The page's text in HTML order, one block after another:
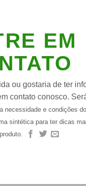
EM
ou gostaria de ter
contato conosco.
necessidade e condições
sintética para ter dicas